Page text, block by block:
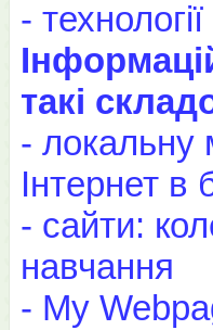
-
такі
- локальну
Інтернет в
- сайти:
навчання
- My